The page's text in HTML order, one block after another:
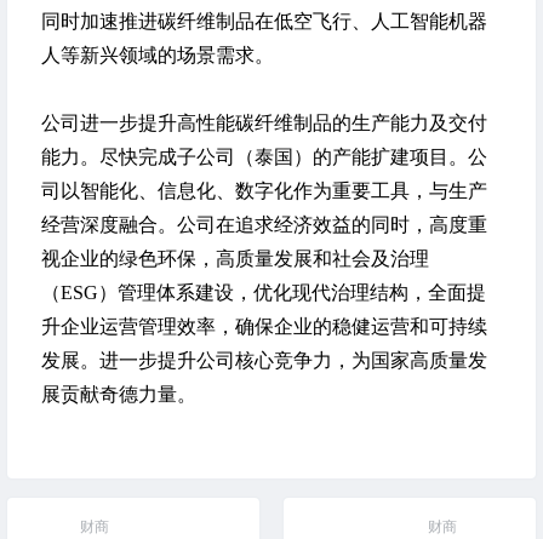
同时加速推进碳纤维制品在低空飞行、人工智能机器
人等新兴领域的场景需求。
公司进一步提升高性能碳纤维制品的生产能力及交付
能力。尽快完成子公司（泰国）的产能扩建项目。公
司以智能化、信息化、数字化作为重要工具，与生产
经营深度融合。公司在追求经济效益的同时，高度重
视企业的绿色环保，高质量发展和社会及治理
（ESG）管理体系建设，优化现代治理结构，全面提
升企业运营管理效率，确保企业的稳健运营和可持续
发展。进一步提升公司核心竞争力，为国家高质量发
展贡献奇德力量。
财商 财商